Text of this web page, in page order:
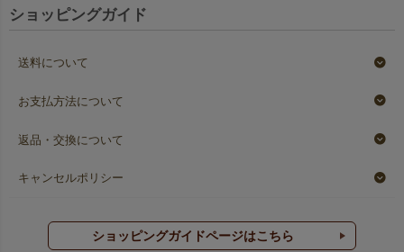
ショッピングガイド
送料について
お支払方法について
返品・交換について
キャンセルポリシー
ショッピングガイドページはこちら